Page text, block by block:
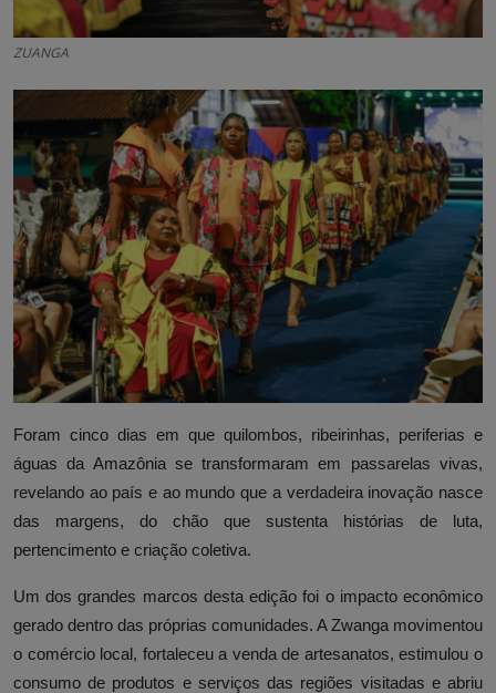
ZUANGA
Foram cinco dias em que quilombos, ribeirinhas, periferias e
águas da Amazônia se transformaram em passarelas vivas,
revelando ao país e ao mundo que a verdadeira inovação nasce
das margens, do chão que sustenta histórias de luta,
pertencimento e criação coletiva.
Um dos grandes marcos desta edição foi o impacto econômico
gerado dentro das próprias comunidades. A Zwanga movimentou
o comércio local, fortaleceu a venda de artesanatos, estimulou o
consumo de produtos e serviços das regiões visitadas e abriu